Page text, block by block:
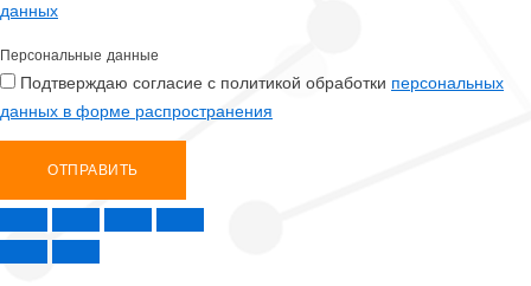
данных
Персональные данные
Подтверждаю согласие с политикой обработки персональных
данных в форме распространения
ОТПРАВИТЬ